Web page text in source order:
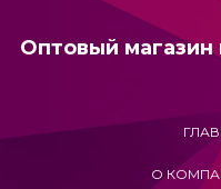
Оптовый
О